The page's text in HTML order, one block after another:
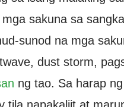
sakuna sa
sunod na mga
dust storm,
ng tao. Sa harap